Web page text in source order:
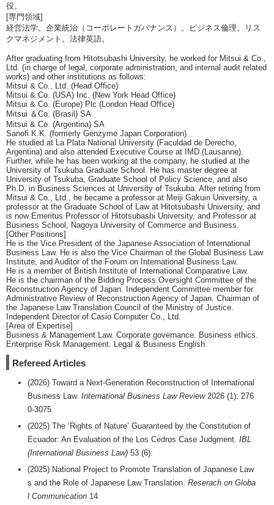
役。
[専門領域]
経営法学。企業統治（コーポレートガバナンス）。ビジネス倫理。リス
クマネジメント。法律英語。
After graduating from Hitotsubashi University, he worked for Mitsui & Co.,
Ltd. (in charge of legal, corporate administration, and internal audit related
works) and other institutions as follows:
Mitsui & Co., Ltd. (Head Office)
Mitsui & Co. (USA) Inc. (New York Head Office)
Mitsui & Co. (Europe) Plc (London Head Office)
Mitsui ＆Co. (Brasil) SA
Mitsui & Co. (Argentina) SA
Sanofi K.K. (formerly Genzyme Japan Corporation)
He studied at La Plata National University (Faculdad de Derecho,
Argentina) and also attended Executive Course at IMD (Lausanne).
Further, while he has been working at the company, he studied at the
University of Tsukuba Graduate School. He has master degree at
University of Tsukuba, Graduate School of Policy Science, and also
Ph.D. in Business Sciences at University of Tsukuba. After retiring from
Mitsui & Co., Ltd., he became a professor at Meiji Gakuin University, a
professor at the Graduate School of Law at Hitotsubashi University, and
is now Emeritus Professor of Hitotsubashi University, and Professor at
Business School, Nagoya University of Commerce and Business.
[Other Positions]
He is the Vice President of the Japanese Association of International
Business Law. He is also the Vice Chairman of the Global Business Law
Institute, and Auditor of the Forum on International Business Law.
He is a member of British Institute of International Comparative Law.
He is the chairman of the Bidding Process Oversight Committee of the
Reconstruction Agency of Japan. Independent Committee member for
Administrative Review of Reconstruction Agency of Japan. Chairman of
the Japanese Law Translation Council of the Ministry of Justice.
Independent Director of Casio Computer Co., Ltd.
[Area of Expertise]
Business & Management Law. Corporate governance. Business ethics.
Enterprise Risk Management. Legal & Business English.
Refereed Articles
(2026) Toward a Next-Generation Reconstruction of International
Business Law. International Business Law Review2026 (1): 276
0-3075
(2025) The ‘Rights of Nature’ Guaranteed by the Constitution of
Ecuador: An Evaluation of the Los Cedros Case Judgment. IBL
(International Business Law) 53 (6):
(2025) National Project to Promote Translation of Japanese Law
s and the Role of Japanese Law Translation. Reserach on Globa
l Communication 14